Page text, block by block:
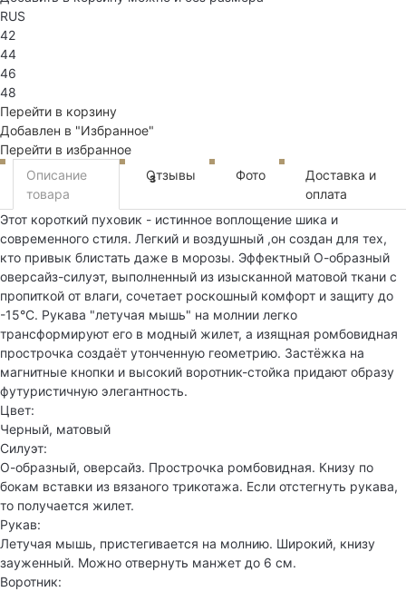
RUS
42
44
46
48
Перейти в корзину
Добавлен в "Избранное"
Перейти в избранное
Описание
товара
Отзывы
3 Фото
Доставка и
оплата
Этот короткий пуховик - истинное воплощение шика и
современного стиля. Легкий и воздушный ,он создан для тех,
кто привык блистать даже в морозы. Эффектный О-образный
оверсайз-силуэт, выполненный из изысканной матовой ткани с
пропиткой от влаги, сочетает роскошный комфорт и защиту до
-15°C. Рукава "летучая мышь" на молнии легко
трансформируют его в модный жилет, а изящная ромбовидная
прострочка создаёт утонченную геометрию. Застёжка на
магнитные кнопки и высокий воротник-стойка придают образу
футуристичную элегантность.
Цвет:
Черный, матовый
Силуэт:
О-образный, оверсайз. Прострочка ромбовидная. Книзу по
бокам вставки из вязаного трикотажа. Если отстегнуть рукава,
то получается жилет.
Рукав:
Летучая мышь, пристегивается на молнию. Широкий, книзу
зауженный. Можно отвернуть манжет до 6 см.
Воротник: